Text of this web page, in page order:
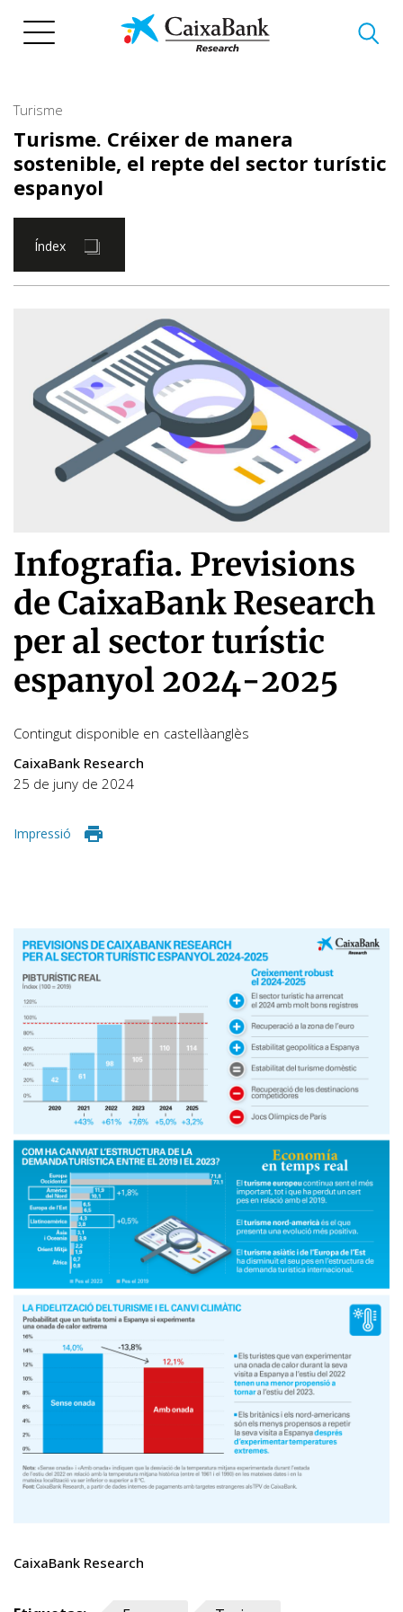
Turisme
Turisme. Créixer de manera
sostenible, el repte del sector turístic
espanyol
Índex
Infografia. Previsions
de CaixaBank Research
per al sector turístic
espanyol 2024-2025
Contingut disponible en castellàanglès
CaixaBank Research
25 de juny de 2024
Impressió
CaixaBank Research